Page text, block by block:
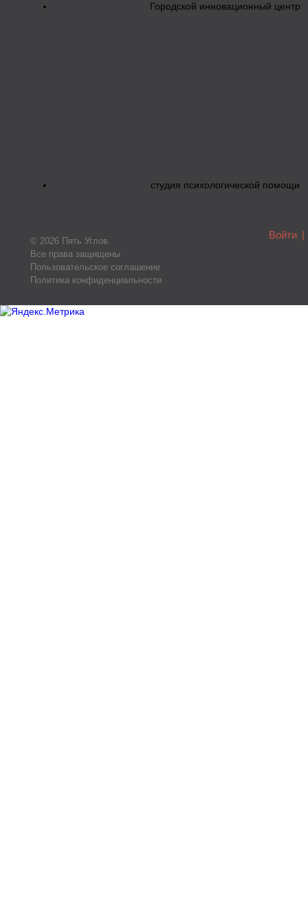
Городской инновационный центр
студия психологической помощи
© 2026 Пять Углов.
Все права защищены
Пользовательское соглашение
Политика конфиденциальности
Войти